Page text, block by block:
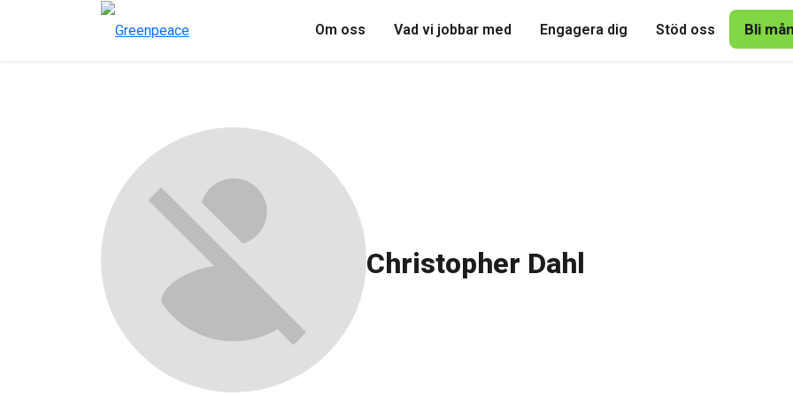
Om oss Vad vi jobbar med Engagera dig Stöd oss Bli
Christopher Dahl